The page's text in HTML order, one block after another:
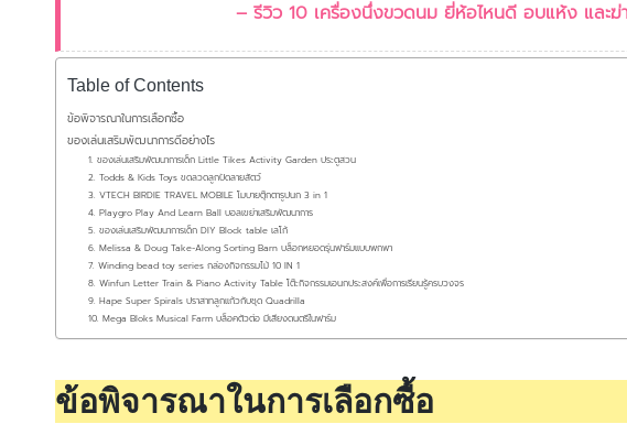
– รีวิว 10 เครื่องนึ่งขวดนม ยี่ห้อไหนดี อบแห้ง และฆ่
Table of Contents
ข้อพิจารณาในการเลือกซื้อ
ของเล่นเสริมพัฒนาการดีอย่างไร
1. ของเล่นเสริมพัฒนาการเด็ก Little Tikes Activity Garden ประตูสวน
2. Todds & Kids Toys ขดลวดลูกปัดลายสัตว์
3. VTECH BIRDIE TRAVEL MOBILE โมบายตุ๊กตารูปนก 3 in 1
4. Playgro Play And Learn Ball บอลเขย่าเสริมพัฒนาการ
5. ของเล่นเสริมพัฒนาการเด็ก DIY Block table เลโก้
6. Melissa & Doug Take-Along Sorting Barn บล็อกหยอดรุ่นฟาร์มแบบพกพา
7. Winding bead toy series กล่องกิจกรรมไม้ 10 IN 1
8. Winfun Letter Train & Piano Activity Table โต๊ะกิจกรรมเอนกประสงค์เพื่อการเรียนรู้ครบวงจร
9. Hape Super Spirals ปราสาทลูกแก้วกับชุด Quadrilla
10. Mega Bloks Musical Farm บล็อคตัวต่อ มีเสียงดนตรีในฟาร์ม
ข้อพิจารณาในการเลือกซื้อ